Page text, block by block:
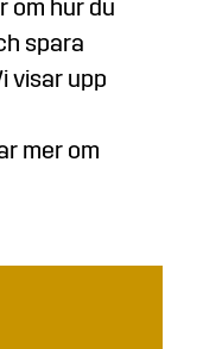
om hur du
spara
visar upp
mer om